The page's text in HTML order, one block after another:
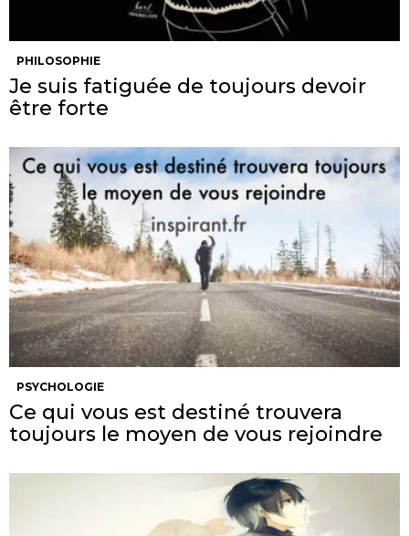
PHILOSOPHIE
Je suis fatiguée de toujours devoir
être forte
PSYCHOLOGIE
Ce qui vous est destiné trouvera
toujours le moyen de vous rejoindre